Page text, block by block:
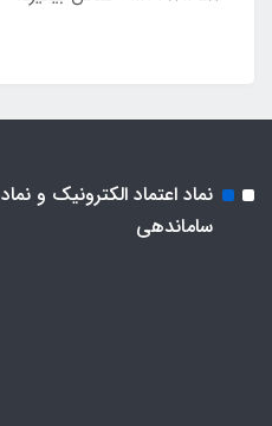
نماد اعتماد الکترونیک و نماد
ساماندهی